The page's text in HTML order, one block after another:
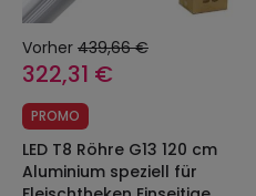
Vorher 439,66 €
322,31 €
PROMO
LED T8 Röhre G13 120 cm
Aluminium speziell für